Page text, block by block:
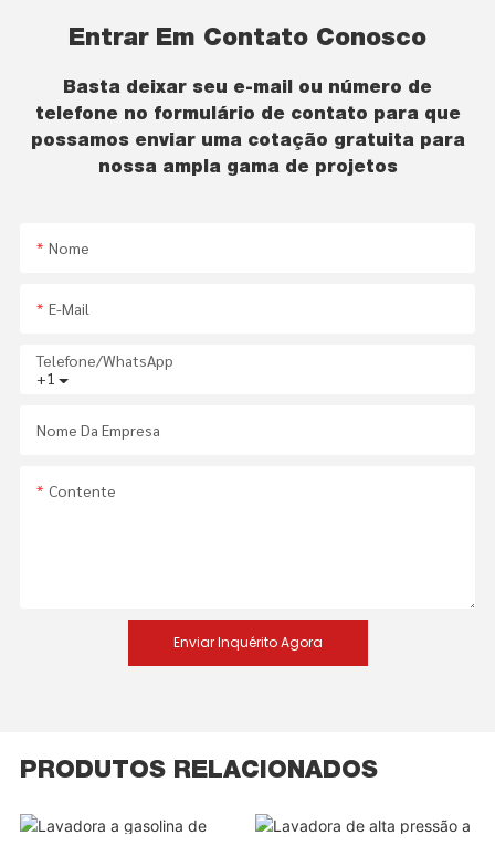
Entrar Em Contato Conosco
Basta deixar seu e-mail ou número de
telefone no formulário de contato para que
possamos enviar uma cotação gratuita para
nossa ampla gama de projetos
Nome
E-Mail
+1
Telefone/WhatsApp
Nome Da Empresa
Contente
Enviar Inquérito Agora
PRODUTOS RELACIONADOS